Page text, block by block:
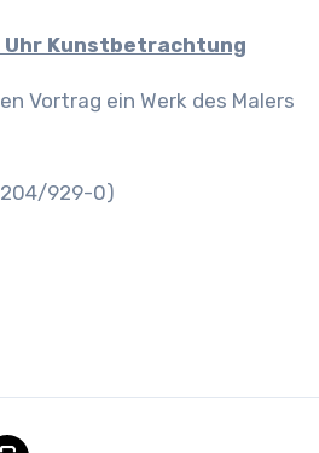
Uhr Kunstbetrachtung
Vortrag ein Werk des Malers
929-0)